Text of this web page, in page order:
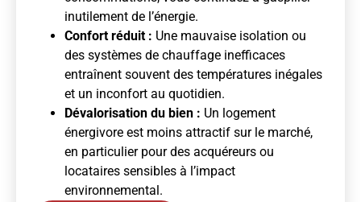
inutilement de l’énergie.
Confort réduit : Une mauvaise isolation ou
des systèmes de chauffage inefficaces
entraînent souvent des températures inégales
et un inconfort au quotidien.
Dévalorisation du bien : Un logement
énergivore est moins attractif sur le marché,
en particulier pour des acquéreurs ou
locataires sensibles à l’impact
environnemental.